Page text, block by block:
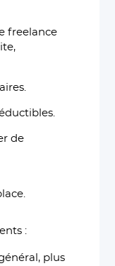
freelance
de
:
plus